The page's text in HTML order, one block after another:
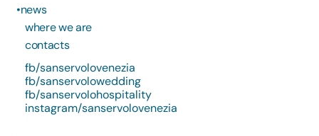
news
where we are
contacts
fb/sanservolovenezia
fb/sanservolowedding
fb/sanservolohospitality
instagram/sanservolovenezia